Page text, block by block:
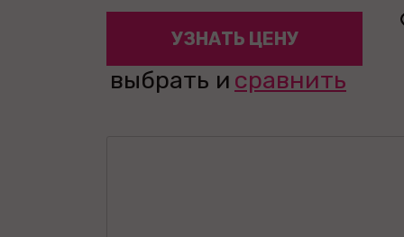
УЗНАТЬ ЦЕНУ
выбрать и сравнить